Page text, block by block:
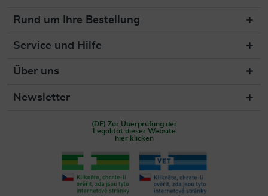
Rund um Ihre Bestellung
Service und Hilfe
Über uns
Newsletter
(DE) Zur Überprüfung der
Legalität dieser Website
hier klicken